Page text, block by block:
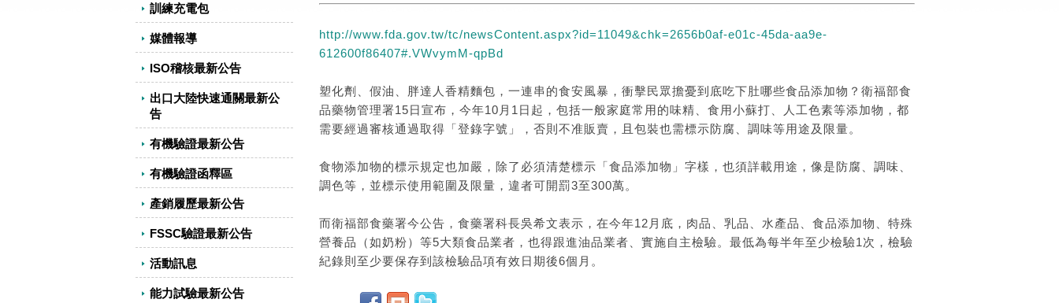
訓練充電包
媒體報導
ISO稽核最新公告
出口大陸快速通關最新公
告
有機驗證最新公告
有機驗證函釋區
產銷履歷最新公告
FSSC驗證最新公告
活動訊息
能力試驗最新公告
http://www.fda.gov.tw/tc/newsContent.aspx?id=11049&chk=2656b0af-e01c-45da-aa9e-
612600f86407#.VWvymM-qpBd
塑化劑、假油、胖達人香精麵包，一連串的食安風暴，衝擊民眾擔憂到底吃下肚哪些食品添加物？衛福部食
品藥物管理署15日宣布，今年10月1日起，包括一般家庭常用的味精、食用小蘇打、人工色素等添加物，都
需要經過審核通過取得「登錄字號」，否則不准販賣，且包裝也需標示防腐、調味等用途及限量。
食物添加物的標示規定也加嚴，除了必須清楚標示「食品添加物」字樣，也須詳載用途，像是防腐、調味、
調色等，並標示使用範圍及限量，違者可開罰3至300萬。
而衛福部食藥署今公告，食藥署科長吳希文表示，在今年12月底，肉品、乳品、水產品、食品添加物、特殊
營養品（如奶粉）等5大類食品業者，也得跟進油品業者、實施自主檢驗。最低為每半年至少檢驗1次，檢驗
紀錄則至少要保存到該檢驗品項有效日期後6個月。